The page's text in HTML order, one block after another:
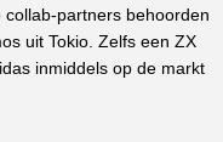
partners behoorden
uit Tokio. Zelfs een ZX
inmiddels op de markt